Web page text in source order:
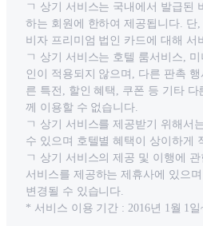
ㄱ 상기 서비스는 국내에서 발급된
하는 회원에 한하여 제공됩니다. 단
비자 프리미엄 법인 카드에 대해 서
ㄱ 상기 서비스는 호텔 룸서비스,
인이 적용되지 않으며, 다른 판촉
른 특전, 할인 혜택, 쿠폰 등 기타
께 이용할 수 없습니다.
ㄱ 상기 서비스를 제공받기 위해서
수 있으며 호텔별 혜택이 상이하게
ㄱ 상기 서비스의 제공 및 이행에 관
서비스를 제공하는 제휴사에 있으
변경될 수 있습니다.
* 서비스 이용 기간 : 2016년 1월 1일